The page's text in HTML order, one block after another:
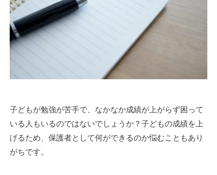
子どもが勉強が苦手で、なかなか成績が上がらず困って
いる人もいるのではないでしょうか？子どもの成績を上
げるため、保護者として何ができるのか悩むこともあり
がちです。